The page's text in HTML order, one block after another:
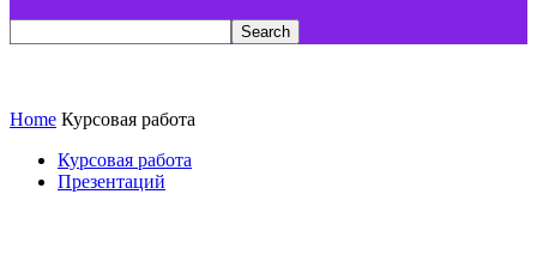
Home Курсовая работа
Курсовая работа
Презентаций